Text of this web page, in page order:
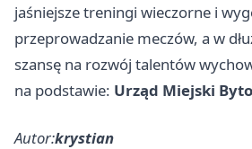
jaśniejsze treningi wieczorne i
przeprowadzanie meczów, a w
szansę na rozwój talentów
na podstawie: Urząd Miejski
Autor:krystian